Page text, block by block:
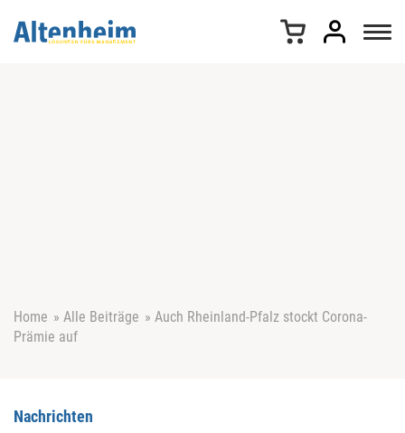
Home » Alle Beiträge » Auch Rheinland-Pfalz stockt Corona-
Prämie auf
Nachrichten